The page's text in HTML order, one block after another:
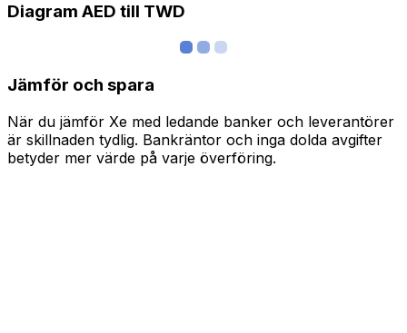
Diagram AED till TWD
Jämför och spara
När du jämför Xe med ledande banker och leverantörer
är skillnaden tydlig. Bankräntor och inga dolda avgifter
betyder mer värde på varje överföring.